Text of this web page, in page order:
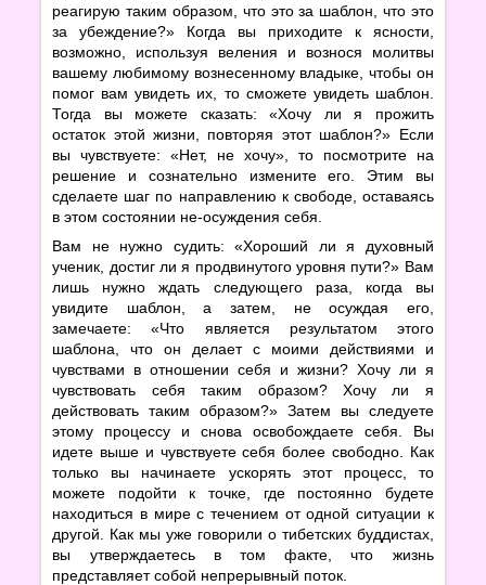
реагирую таким образом, что это за шаблон, что это
за убеждение?» Когда вы приходите к ясности,
возможно, используя веления и вознося молитвы
вашему любимому вознесенному владыке, чтобы он
помог вам увидеть их, то сможете увидеть шаблон.
Тогда вы можете сказать: «Хочу ли я прожить
остаток этой жизни, повторяя этот шаблон?» Если
вы чувствуете: «Нет, не хочу», то посмотрите на
решение и сознательно измените его. Этим вы
сделаете шаг по направлению к свободе, оставаясь
в этом состоянии не-осуждения себя.
Вам не нужно судить: «Хороший ли я духовный
ученик, достиг ли я продвинутого уровня пути?» Вам
лишь нужно ждать следующего раза, когда вы
увидите шаблон, а затем, не осуждая его,
замечаете: «Что является результатом этого
шаблона, что он делает с моими действиями и
чувствами в отношении себя и жизни? Хочу ли я
чувствовать себя таким образом? Хочу ли я
действовать таким образом?» Затем вы следуете
этому процессу и снова освобождаете себя. Вы
идете выше и чувствуете себя более свободно. Как
только вы начинаете ускорять этот процесс, то
можете подойти к точке, где постоянно будете
находиться в мире с течением от одной ситуации к
другой. Как мы уже говорили о тибетских буддистах,
вы утверждаетесь в том факте, что жизнь
представляет собой непрерывный поток.